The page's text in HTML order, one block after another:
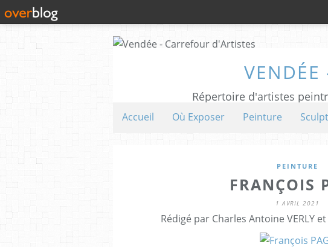
VENDÉE
Répertoire d'artistes
Accueil Où Exposer Peinture
PEINTURE
FRANÇOIS
1 AVRIL 2021
Rédigé par Charles Antoine VERLY